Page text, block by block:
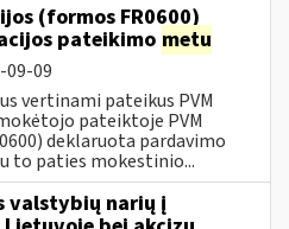
(formos FR0600)
pateikimo metu
09-09
vertinami pateikus PVM
pateiktoje PVM
deklaruota pardavimo
to paties mokestinio...
valstybių narių į